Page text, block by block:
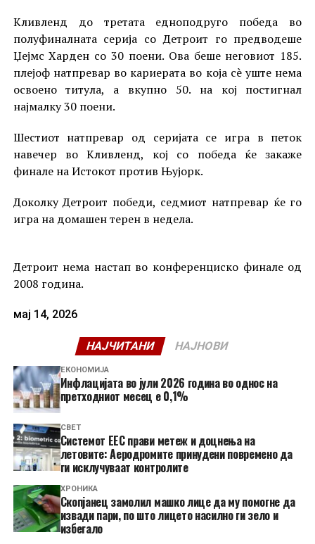
Кливленд до третата едноподруго победа во
полуфиналната серија со Детроит го предводеше
Џејмс Харден со 30 поени. Ова беше неговиот 185.
плејоф натпревар во кариерата во која сè уште нема
освоено титула, а вкупно 50. на кој постигнал
најмалку 30 поени.
Шестиот натпревар од серијата се игра в петок
навечер во Кливленд, кој со победа ќе закаже
финале на Истокот против Њујорк.
Доколку Детроит победи, седмиот натпревар ќе го
игра на домашен терен в недела.
Детроит нема настап во конференциско финале од
2008 година.
мај 14, 2026
НАЈЧИТАНИ НАЈНОВИ
ЕКОНОМИЈА
Инфлацијата во јули 2026 година во однос на
претходниот месец е 0,1%
СВЕТ
Системот ЕЕС прави метеж и доцнења на
летовите: Аеродромите принудени повремено да
ги исклучуваат контролите
ХРОНИКА
Скопјанец замолил машко лице да му помогне да
извади пари, по што лицето насилно ги зело и
избегало